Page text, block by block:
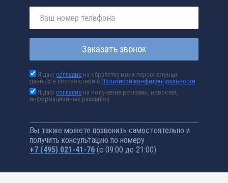
Заказать звонок
Я даюсогласие на обработку моих персональных
данных в соответствии сПолитикой конфиденциальности
Я даюсогласие на получение рекламы, новостей,
информационных рассылок
Вы также можете позвонить самостоятельно и
получить консультацию по номеру
+7 (495) 021-41-76 (с 09:00 до 21:00)